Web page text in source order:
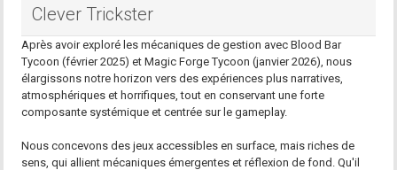
Clever Trickster
Après avoir exploré les mécaniques de gestion avec Blood Bar
Tycoon (février 2025) et Magic Forge Tycoon (janvier 2026), nous
élargissons notre horizon vers des expériences plus narratives,
atmosphériques et horrifiques, tout en conservant une forte
composante systémique et centrée sur le gameplay.
Nous concevons des jeux accessibles en surface, mais riches de
sens, qui allient mécaniques émergentes et réflexion de fond. Qu'il